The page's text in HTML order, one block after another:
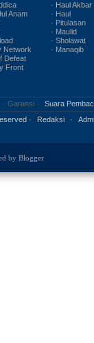
Anam
Network
Defeat
Front
· Haul Akbar
· Haul
· Pitulasan
· Maulid
· Sholawat
· Manaqib
· Garansi ·
Suara
· Redaksi ·
by Blogger